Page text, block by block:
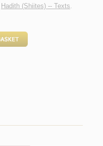
Hadith (Shiites) -- Texts.